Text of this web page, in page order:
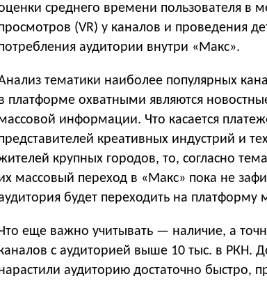
среднего времени пользователя в
(VR) у каналов и проведения
аудитории внутри «Макс».
тематики наиболее популярных
платформе охватными являются
информации. Что касается
креативных индустрий и
крупных городов, то, согласно
массовый переход в «Макс» пока не
будет переходить на платформу
еще важно учитывать — наличие, а
с аудиторией выше 10 тыс. в РКН.
аудиторию достаточно быстро,